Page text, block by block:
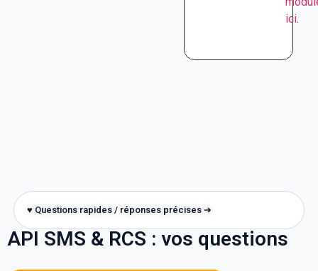
ici.
♥ Questions rapides / réponses précises ➔
API SMS & RCS : vos questions